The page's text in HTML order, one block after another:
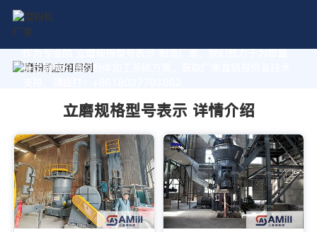
作为专业的 立磨规格型号表示 制造厂家，我们致力于为您量
身定制高价值的粉体加工系统方案。获取厂家直销报价及技术
立磨规格型号表示 详情介绍